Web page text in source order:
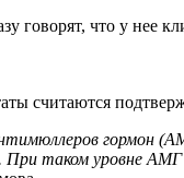
что у нее
считаются
гормон
При таком уровне